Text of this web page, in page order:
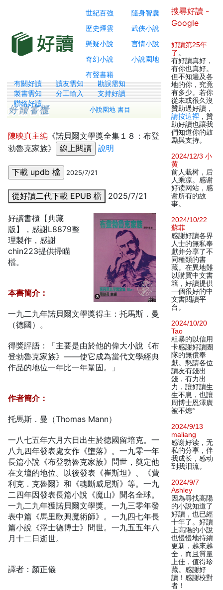
世紀百強
隨身智囊
歷史煙雲
武俠小說
懸疑小說
言情小說
奇幻小說
小說園地
有聲書籍
有關好讀 讀友需知
勘誤需知
製書需知
分工輸入
支持好讀
聯絡好讀
小說園地 書目
陳映真主編 《諾貝爾文學獎全集１８：布登
勃魯克家族》
說明
2025/7/21
從好讀二代下載 EPUB 檔 2025/7/21
好讀書櫃【典藏
版】，感謝L8879整
理製作，感謝
chin223提供掃瞄
檔。
本書簡介：
一九二九年諾貝爾文學獎得主：托馬斯．曼
（德國）。
得獎評語：「主要是由於他的偉大小說《布
登勃魯克家族》——使它成為當代文學經典
作品的地位一年比一年鞏固。」
作者簡介：
托馬斯．曼（Thomas Mann）
一八七五年六月六日出生於德國留培克。一
八九四年發表處女作《墮落》。一九零一年
長篇小說《布登勃魯克家族》問世，奠定他
在文壇的地位。以後發表《崔斯坦》、《費
利克．克魯爾》和《魂斷威尼斯》等。一九
二四年因發表長篇小說《魔山》聞名全球。
一九二九年獲諾貝爾文學獎。一九三零年發
表中篇《馬里歐興魔術師》。一九四七年長
篇小說《浮士德博士》問世。一九五五年八
月十二日逝世。
譯者：顏正儀
搜尋好讀 -
Google
好讀第25年
了 。
有好讀真好，
有你也真好。
但不知遍及各
地的你，究竟
有多少。若你
從未或很久沒
贊助過好讀，
請按這裡 ，贊
助好讀也讓我
們知道你的鼓
勵與支持。
2024/12/3 小
黄
前人栽树，后
人乘凉。感谢
好读网站，感
谢所有的故
事。
2024/10/22
蘇菲
感謝好讀各界
人士的無私奉
獻并分享了不
同種類的書
藏。在異地難
以購買中文書
籍，好讀提供
一個很好的中
文書閱讀平
台。
2024/10/20
Tao
粗暴的以信用
卡感謝好讀團
隊的無償奉
獻。懇請各位
讀友有錢出
錢，有力出
力，讓好讀生
生不息，也讓
周博士恩澤廣
被不熄°
2024/9/13
maliang
感谢好读，无
私的分享，伴
我成长，感动
到我泪流。
2024/9/7
Ashley
因為尋找高陽
的小說知道了
好讀，也已經
十年了。好讀
上高陽的小說
也慢慢地持續
更新，越來越
全，而且質量
上佳，值得珍
藏。感謝好
讀！感謝校對
者！